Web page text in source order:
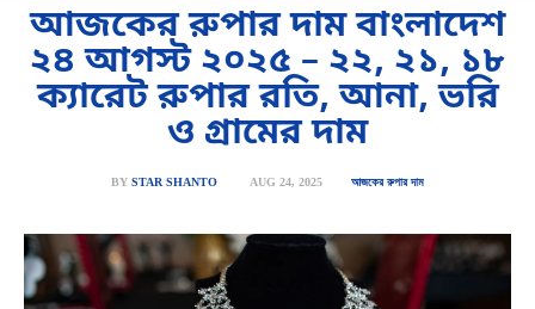
আজকের রুপার দাম বাংলাদেশ
২৪ আগস্ট ২০২৫ – ২২, ২১, ১৮
ক্যারেট রুপার রতি, আনা, ভরি
ও গ্রামের দাম
BY STAR SHANTO AUG 24, 2025 আজকের রুপার দাম